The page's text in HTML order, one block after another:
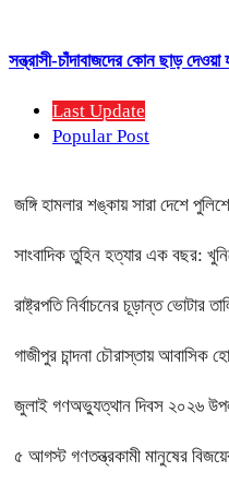
সন্ত্রাসী-চাঁদাবাজদের কোন ছাড়
Last Update
Popular Post
জঙ্গি হামলার শঙ্কায় সারা দেশে
সাংবাদিক তুহিন হত্যার এক বছর:
রাষ্ট্রপতি নির্বাচনের চূড়ান্ত ভোটার
গাজীপুর চান্দনা চৌরাস্তায় আবাসিক
জুলাই গণঅভ্যুত্থান দিবস ২০২৬
৫ আগস্ট গণতন্ত্রকামী মানুষের